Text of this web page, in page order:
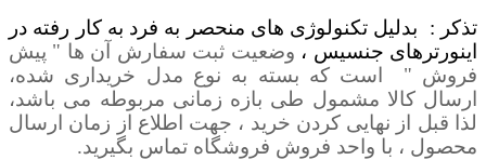
تذکر : بدلیل تکنولوژی های منحصر به فرد به کار رفته در
اینورترهای جنسیس ، وضعیت ثبت سفارش آن ها " پیش
فروش " است که بسته به نوع مدل خریداری شده،
ارسال کالا مشمول طی بازه زمانی مربوطه می باشد،
لذا قبل از نهایی کردن خرید ، جهت اطلاع از زمان ارسال
محصول ، با واحد فروش فروشگاه تماس بگیرید.